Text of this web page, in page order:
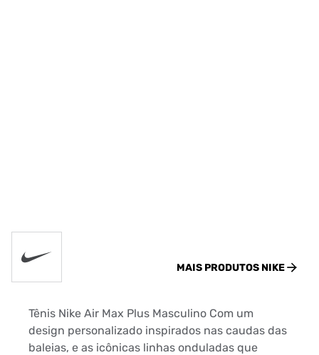
MAIS PRODUTOS NIKE
Tênis Nike Air Max Plus Masculino Com um
design personalizado inspirados nas caudas das
baleias, e as icônicas linhas onduladas que